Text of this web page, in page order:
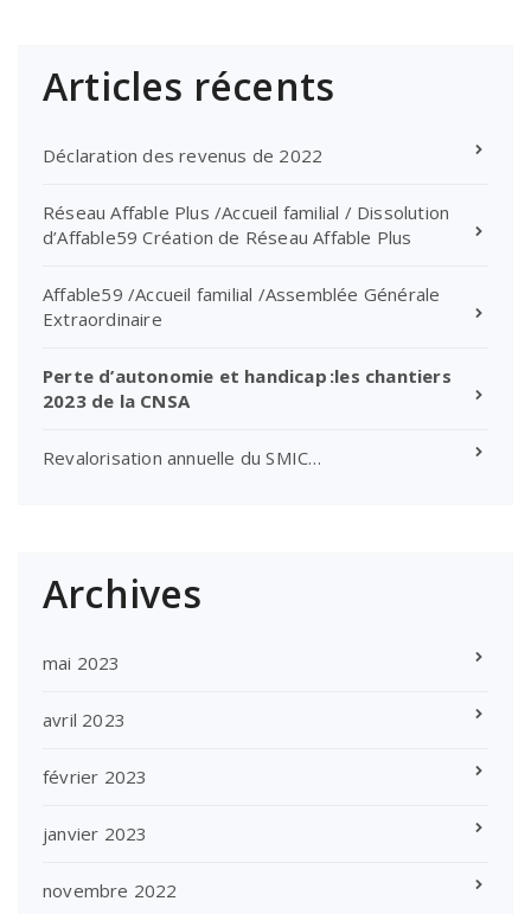
Articles récents
Déclaration des revenus de 2022
Réseau Affable Plus /Accueil familial / Dissolution
d’Affable59 Création de Réseau Affable Plus
Affable59 /Accueil familial /Assemblée Générale
Extraordinaire
Perte d’autonomie et handicap :les chantiers
2023 de la CNSA
Revalorisation annuelle du SMIC…
Archives
mai 2023
avril 2023
février 2023
janvier 2023
novembre 2022